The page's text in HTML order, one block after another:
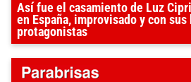
Así fue el casamiento de Luz
en España, improvisado y con sus
protagonistas